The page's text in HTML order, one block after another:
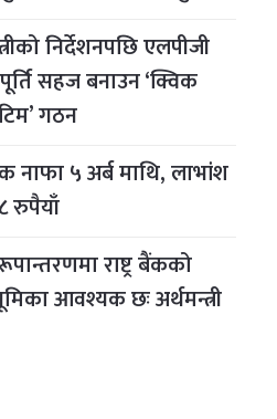
निर्देशनपछि एलपीजी
सहज बनाउन ‘क्विक
गठन
नाफा ५ अर्ब माथि, लाभांश
रुपैयाँ
राष्ट्र बैंकको
आवश्यक छः अर्थमन्त्री